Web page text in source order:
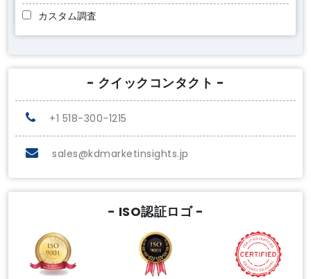
カスタム調査
- クイックコンタクト -
+1 518-300-1215
sales@kdmarketinsights.jp
- ISO認証ロゴ -